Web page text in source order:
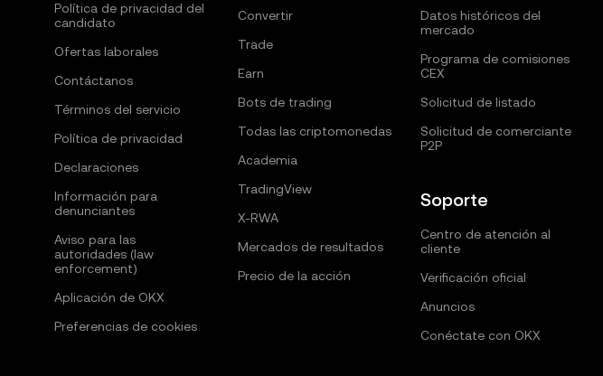
Política de privacidad del
candidato
Ofertas laborales
Contáctanos
Términos del servicio
Política de privacidad
Declaraciones
Información para
denunciantes
Aviso para las
autoridades (law
enforcement)
Aplicación de OKX
Preferencias de cookies
Convertir
Trade
Earn
Bots de trading
Todas las criptomonedas
Academia
TradingView
X-RWA
Mercados de resultados
Precio de la acción
Datos históricos del
mercado
Programa de comisiones
CEX
Solicitud de listado
Solicitud de comerciante
P2P
Soporte
Centro de atención al
cliente
Verificación oficial
Anuncios
Conéctate con OKX